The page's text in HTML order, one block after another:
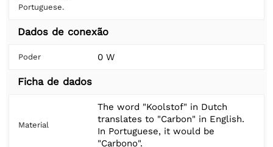
Portuguese.
Dados de conexão
Poder 0 W
Ficha de dados
Material
The word "Koolstof" in Dutch
translates to "Carbon" in English.
In Portuguese, it would be
"Carbono".